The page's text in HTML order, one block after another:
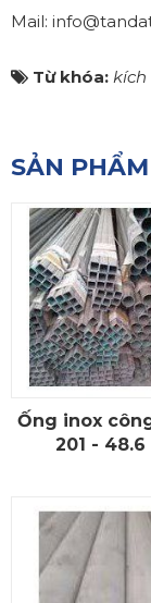
Mail:
Từ khóa: kích
SẢN
CHI
Ống inox
201 -